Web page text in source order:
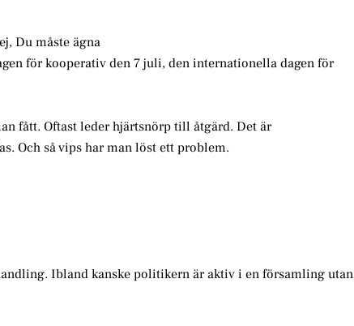
Du måste ägna
för kooperativ den 7 juli, den internationella dagen för
fått. Oftast leder hjärtsnörp till åtgärd. Det är
Och så vips har man löst ett problem.
Ibland kanske politikern är aktiv i en församling utan